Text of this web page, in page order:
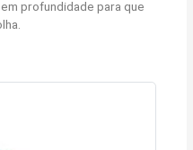
profundidade para que